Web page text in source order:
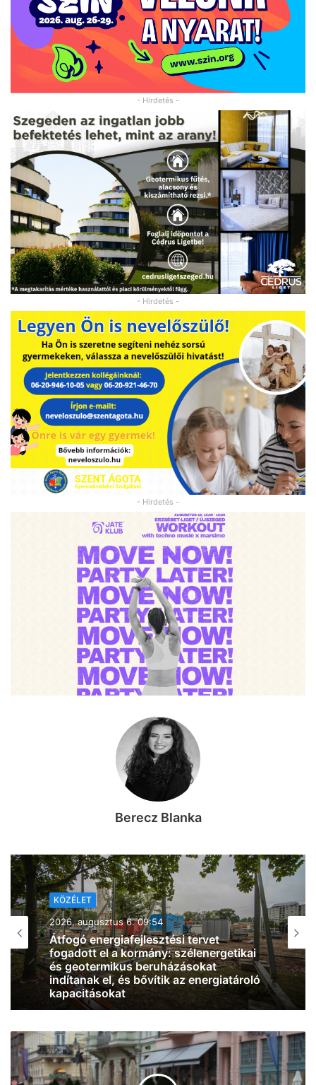
- Hirdetés -
- Hirdetés -
- Hirdetés -
Berecz Blanka
KÖZÉLET
2026, augusztus 6. 08:26
Jó hír: már kilenc centit emelkedett a
Duna vízállása, és eső várható az
osztrák vízgyűjtőkön